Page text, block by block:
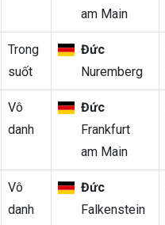
am Main
Trong
suốt
Đức
Nuremberg
Vô
danh
Đức
Frankfurt
am Main
Vô
danh
Đức
Falkenstein